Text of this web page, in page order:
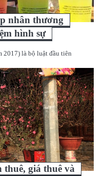
nhân thương
hình sự
2017) là bộ luật đầu tiên
thuê, giá thuê và